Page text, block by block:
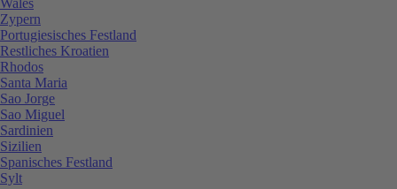
Zypern
Portugiesisches Festland
Restliches Kroatien
Rhodos
Santa Maria
Sao Jorge
Sao Miguel
Sardinien
Sizilien
Spanisches Festland
Sylt